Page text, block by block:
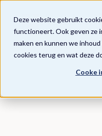
Deze website gebruikt
functioneert. Ook geven ze
maken en kunnen we
cookies terug en wat deze
Cooke